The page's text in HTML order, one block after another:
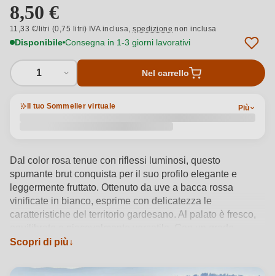
8,50 €
11,33 €/litri (0,75 litri) IVA inclusa,spedizione non inclusa
Disponibile Consegna in 1-3 giorni lavorativi
1 Nel carrello
Il tuo Sommelier virtuale Più
Dal color rosa tenue con riflessi luminosi, questo
spumante brut conquista per il suo profilo elegante e
leggermente fruttato. Ottenuto da uve a bacca rossa
vinificate in bianco, esprime con delicatezza le
caratteristiche del territorio gardesano. Al palato è fresco,
alcolico moderato e una chiusura a tappo fungo, si serve
abbinamento a piatti di pesce, esprime tutta la sua anima
Scopri di più